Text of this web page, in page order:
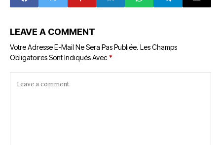
LEAVE A COMMENT
Votre Adresse E-Mail Ne Sera Pas Publiée. Les Champs
Obligatoires Sont Indiqués Avec*